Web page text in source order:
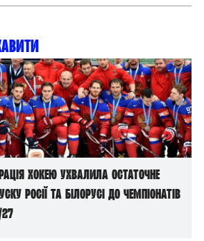
хокею ухвалила остаточне
росії та білорусі до чемпіонатів